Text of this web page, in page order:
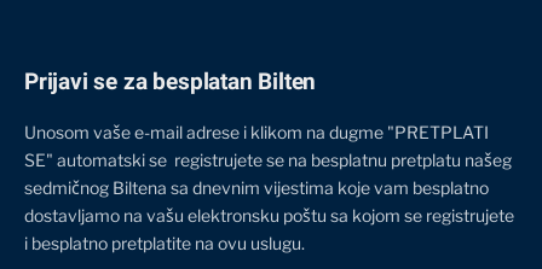
Prijavi se za besplatan Bilten
Unosom vaše e-mail adrese i klikom na dugme "PRETPLATI
SE" automatski se registrujete se na besplatnu pretplatu našeg
sedmičnog Biltena sa dnevnim vijestima koje vam besplatno
dostavljamo na vašu elektronsku poštu sa kojom se registrujete
i besplatno pretplatite na ovu uslugu.